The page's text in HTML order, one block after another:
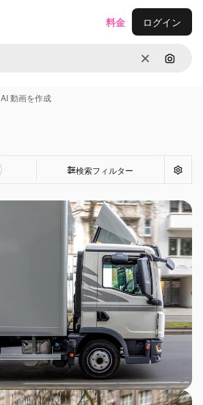
消去 画像で
料金 ログイン
AI 動画を作成
検索フィルター